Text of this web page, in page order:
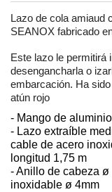
Lazo de cola amiaud
SEANOX fabricado
Este lazo le permitirá
desengancharla o
embarcación. Ha
atún rojo
- Mango de
- Lazo extraíble
cable de acero
longitud 1,75 m
- Anillo de cabeza
inoxidable ø 4mm